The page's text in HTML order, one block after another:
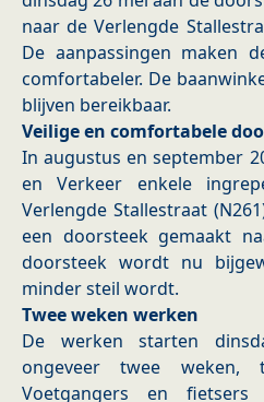
naar de Verlengde
De aanpassingen maken
comfortabeler. De
blijven bereikbaar.
Veilige en comfortabele
In augustus en september
en Verkeer enkele
Verlengde Stallestraat
een doorsteek gemaakt
doorsteek wordt nu
minder steil wordt.
Twee weken werken
De werken starten
ongeveer twee
Voetgangers en